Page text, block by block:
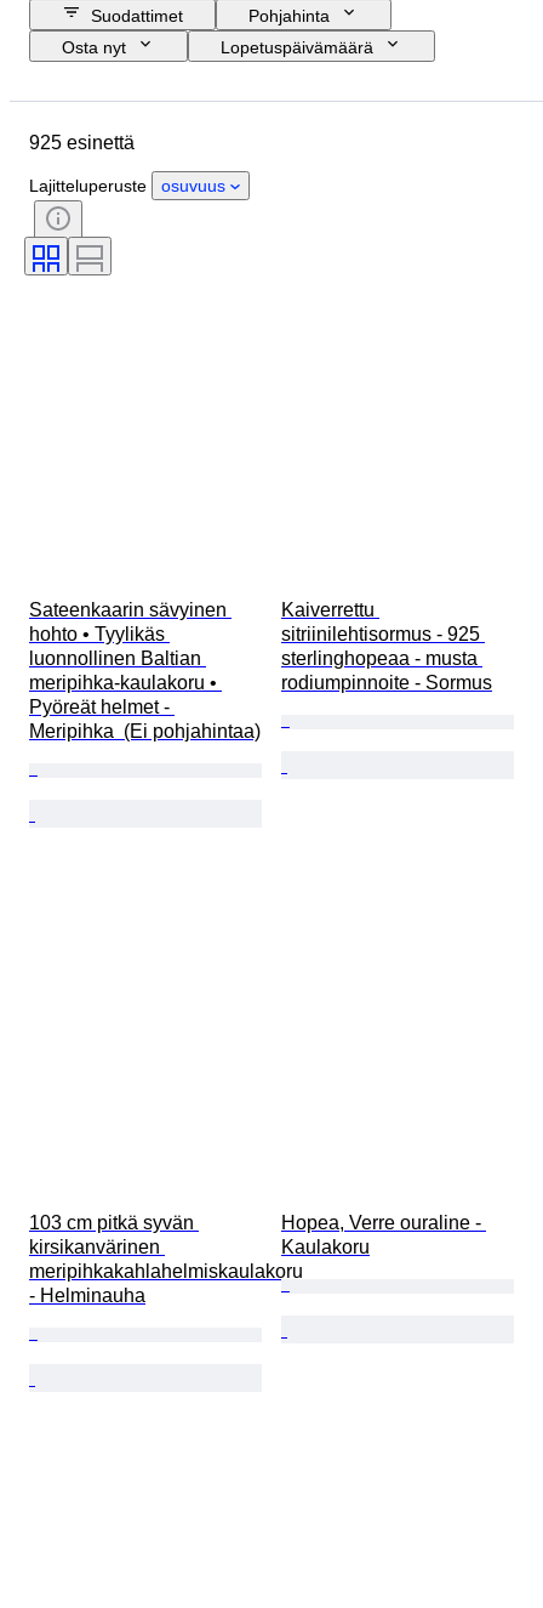
Suodattimet
Pohjahinta
Osta nyt
Lopetuspäivämäärä
Materiaali
Kivi
Hienous
Aihe
Allekirjoitus
Mineraalimuoto
925 esinettä
Lajitteluperuste osuvuus
Sateenkaarin sävyinen
hohto • Tyylikäs
luonnollinen Baltian
meripihka-kaulakoru •
Pyöreät helmet -
Meripihka  (Ei pohjahintaa)
Kaiverrettu
sitriinilehtisormus - 925
sterlinghopeaa - musta
rodiumpinnoite - Sormus
103 cm pitkä syvän
kirsikanvärinen
meripihkakahlahelmiskaulakoru
- Helminauha
Hopea, Verre ouraline -
Kaulakoru